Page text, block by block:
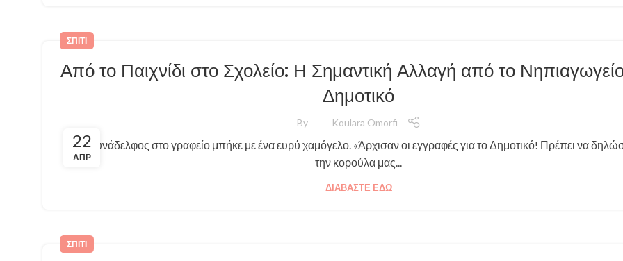
22
ΑΠΡ
ΣΠΊΤΙ
Από το Παιχνίδι στο Σχολείο: Η Σημαντική Αλλαγή από το
Δημοτικό
By Koulara Omorfi
Μια συνάδελφος στο γραφείο μπήκε με ένα ευρύ χαμόγελο. «Άρχισαν οι εγγραφές για το Δημοτικό! Πρέπει να
την κορούλα μας...
ΔΙΑΒΆΣΤΕ ΕΔΏ
ΣΠΊΤΙ